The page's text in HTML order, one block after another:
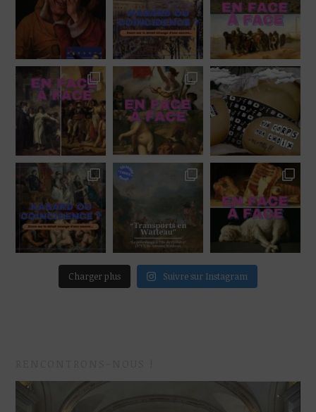
Charger plus Suivre sur Instagram